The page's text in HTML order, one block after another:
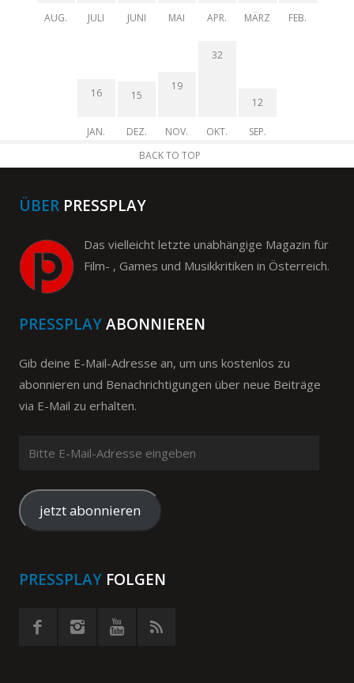
AUG.
JULI
JUNI
MAI
APR.
MÄRZ
FEB.
16
JAN.
15
DEZ.
19
NOV.
32
OKT.
12
SEP.
BACK TO TOP
ÜBER PRESSPLAY
Das vielleicht letzte unabhängige Magazin für
Film- , Games und Musikkritiken in Österreich.
PRESSPLAYABONNIEREN
Gib deine E-Mail-Adresse an, um uns kostenlos zu
abonnieren und Benachrichtigungen über neue Beiträge
via E-Mail zu erhalten.
Mail-
Adresse
eingeben
jetzt abonnieren
PRESSPLAY FOLGEN